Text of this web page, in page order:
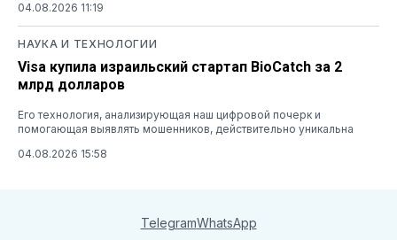
04.08.2026 11:19
НАУКА И ТЕХНОЛОГИИ
Visa купила израильский стартап BioCatch за 2
млрд долларов
Его технология, анализирующая наш цифровой почерк и
помогающая выявлять мошенников, действительно уникальна
04.08.2026 15:58
TelegramWhatsApp